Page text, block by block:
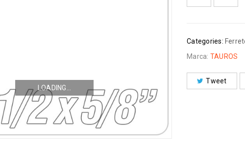
LOADING...
Categories:
Marca: TAUROS
Tweet